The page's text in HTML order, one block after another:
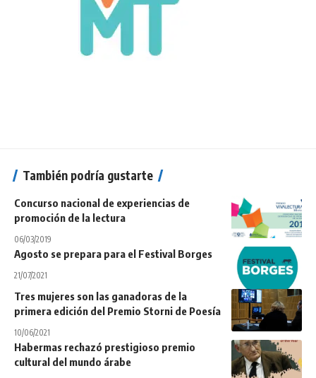
También podría gustarte
Concurso nacional de experiencias de
promoción de la lectura
06/03/2019
Agosto se prepara para el Festival Borges
21/07/2021
Tres mujeres son las ganadoras de la
primera edición del Premio Storni de Poesía
10/06/2021
Habermas rechazó prestigioso premio
cultural del mundo árabe